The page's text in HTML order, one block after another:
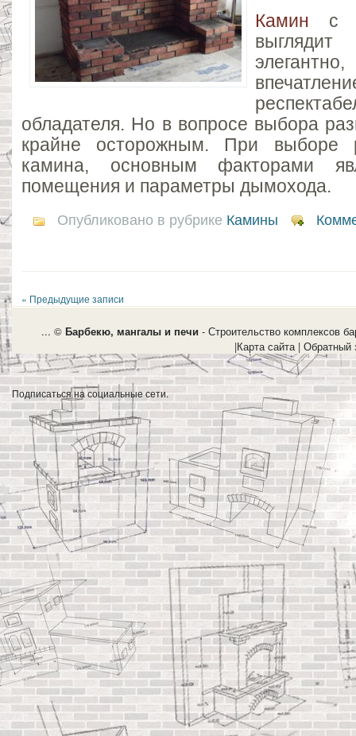
Камин с
обладателя. Но в вопросе выбора
крайне осторожным. При выборе
камина, основным факторами
помещения и параметры дымохода.
Опубликовано в рубрике Камины
« Предыдущие записи
... © Барбекю, мангалы и печи - Строительство комплексов
|Карта сайта| Обратный
Подписаться на социальные сети.